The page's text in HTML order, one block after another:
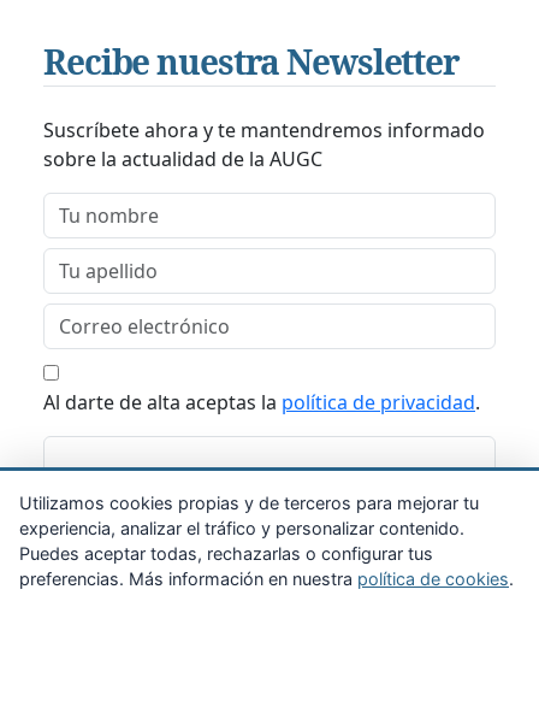
Recibe nuestra Newsletter
Suscríbete ahora y te mantendremos informado
sobre la actualidad de la AUGC
Al darte de alta aceptas la política de privacidad.
Suscribirme
Utilizamos cookies propias y de terceros para mejorar tu
experiencia, analizar el tráfico y personalizar contenido.
Puedes aceptar todas, rechazarlas o configurar tus
preferencias. Más información en nuestra política de cookies.